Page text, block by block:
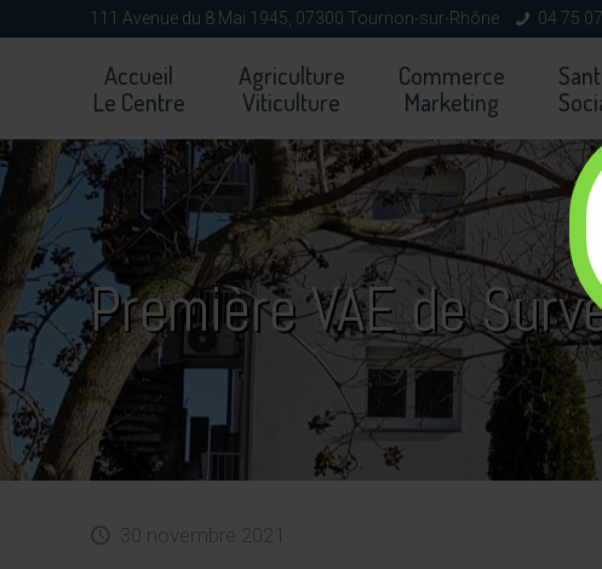
111 Avenue du 8 Mai 1945, 07300 Tournon-sur-Rhône 04 75
Accueil
Le Centre
Agriculture
Viticulture
Commerce
Marketing
Première VAE de
30 novembre 2021